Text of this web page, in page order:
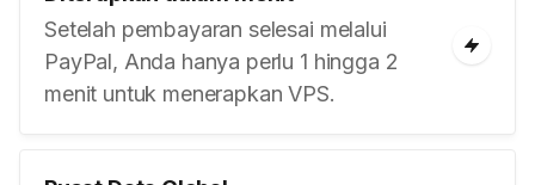
Setelah pembayaran selesai melalui
PayPal, Anda hanya perlu 1 hingga 2
menit untuk menerapkan VPS.